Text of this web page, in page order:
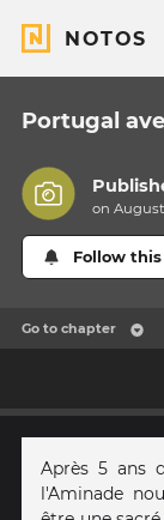
NOTOS
Portugal
on
Follow
Go to chapter
Après 5 ans
l'Aminade